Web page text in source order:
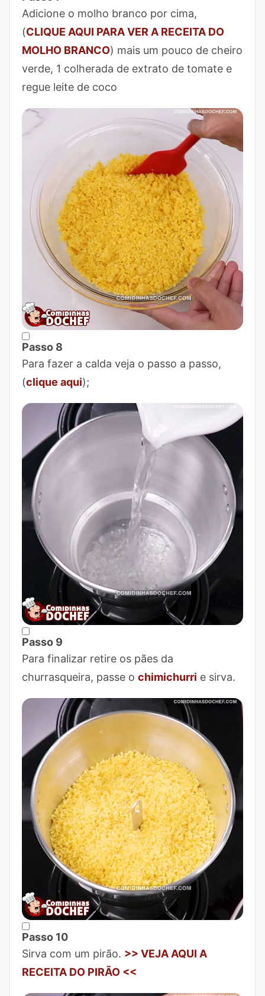
Marcar Passo 7 como concluído
Adicione o molho branco por cima,
(CLIQUE AQUI PARA VER A RECEITA DO
MOLHO BRANCO) mais um pouco de cheiro
verde, 1 colherada de extrato de tomate e
regue leite de coco
Passo 8
Marcar Passo 8 como concluído
Para fazer a calda veja o passo a passo,
(clique aqui);
Passo 9
Marcar Passo 9 como concluído
Para finalizar retire os pães da
churrasqueira, passe o chimichurri e sirva.
Passo 10
Marcar Passo 10 como concluído
Sirva com um pirão. >> VEJA AQUI A
RECEITA DO PIRÃO <<